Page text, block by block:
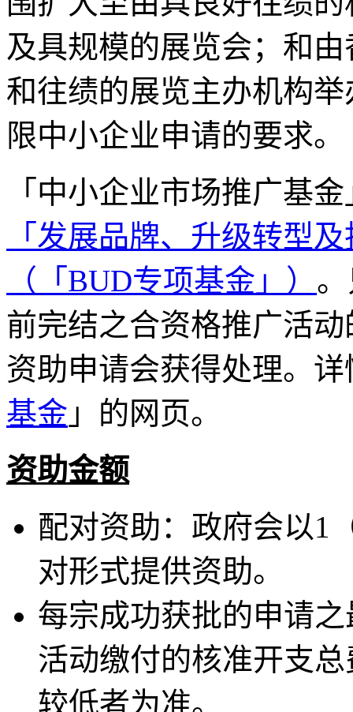
及具规模的展览会；和
和往绩的展览主办机构
限中小企业申请的要求。
「中小企业市场推广基
「发展品牌、升级转型
（「BUD专项基金」）
前完结之合资格推广活
资助申请会获得处理。
基金 」的网页。
资助金额
配对资助：政府会以1
对形式提供资助。
每宗成功获批的申请
活动缴付的核准开支
较低者为准。